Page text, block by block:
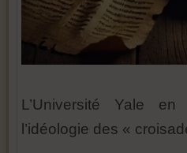
L’Université Yale
l’idéologie des «